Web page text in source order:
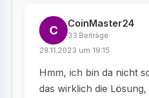
C CoinMaster24
33 Beiträge
28.11.2023 um 19:15
Hmm, ich bin da nicht
das wirklich die